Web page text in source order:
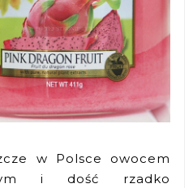
w Polsce owocem
i dość rzadko